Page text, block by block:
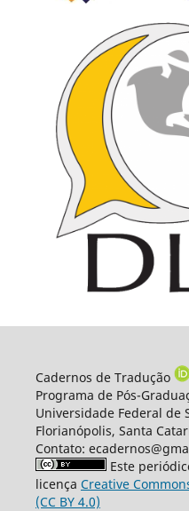
Cadernos de Tradução
Programa de Pós-
Universidade Federal de
Florianópolis, Santa
Contato:
Este
licença Creative
(CC BY 4.0)